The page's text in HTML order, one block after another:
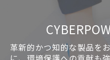
革新的かつ知的な製品を